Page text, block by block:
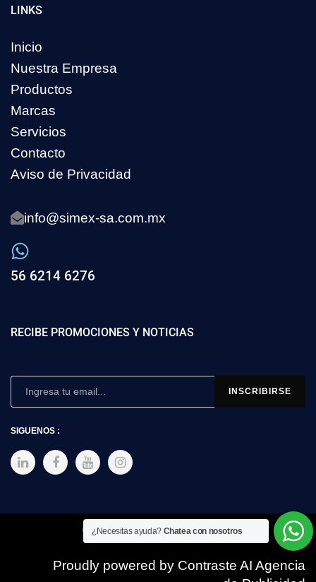
LINKS
Inicio
Nuestra Empresa
Productos
Marcas
Servicios
Contacto
Aviso de Privacidad
info@simex-sa.com.mx
56 6214 6276
RECIBE PROMOCIONES Y NOTICIAS
SIGUENOS :
Copyright © 2025 SIMEX
Proudly powered by Contraste AI Agencia
¿Necesitas ayuda? Chatea con nosotros